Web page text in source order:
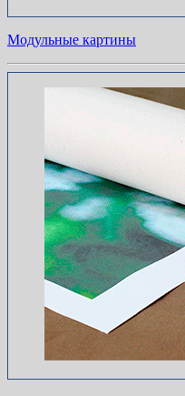
Модульные картины